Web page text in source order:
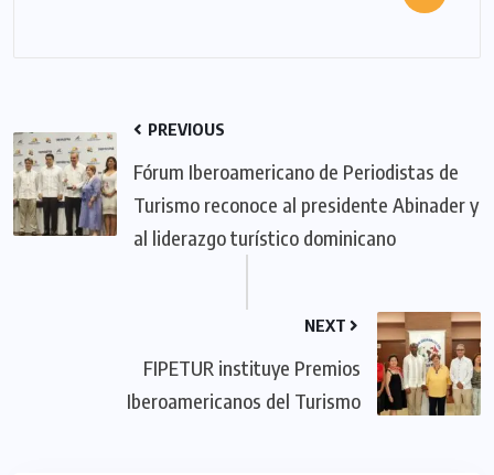
PREVIOUS
Fórum Iberoamericano de Periodistas de
Turismo reconoce al presidente Abinader y
al liderazgo turístico dominicano
NEXT
FIPETUR instituye Premios
Iberoamericanos del Turismo